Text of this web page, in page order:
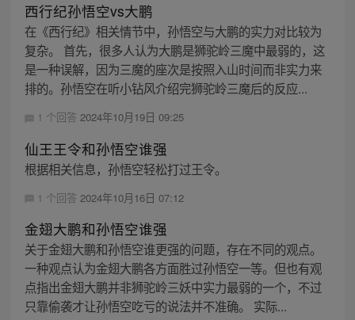
西行纪孙悟空vs大鹏
在《西行纪》相关情节中，孙悟空与大鹏的实力对比较为
复杂。 首先，很多人认为大鹏是狮驼岭三魔中最弱的，这
是一种误解，因为三魔的座次是按照入山时间而非实力来
排的。孙悟空在听小钻风介绍完狮驼岭三魔后的反应...
1 个回答 2024年10月19日 09:25
仙王王令和孙悟空谁强
根据相关信息，孙悟空轻松打过王令。
1 个回答 2024年10月16日 07:12
金翅大鹏和孙悟空谁强
关于金翅大鹏和孙悟空谁更强的问题，存在不同的观点。
一种观点认为金翅大鹏各方面胜过孙悟空一等。但也有观
点指出金翅大鹏并非狮驼岭三妖中实力最弱的一个，不过
只靠偷袭才让孙悟空吃亏的说法并不准确。 实际...